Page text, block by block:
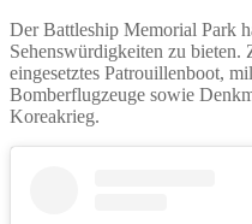
Der Battleship Memorial Park
Sehenswürdigkeiten zu
eingesetztes Patrouillenboot,
Bomberflugzeuge sowie
Koreakrieg.